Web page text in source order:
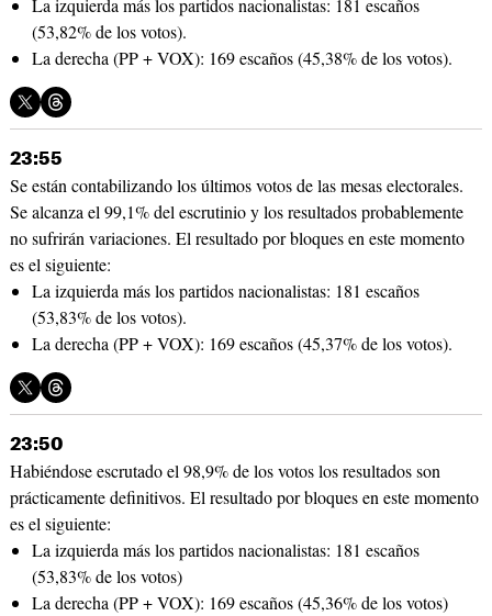
La izquierda más los partidos nacionalistas: 181 escaños
(53,82% de los votos).
La derecha (PP + VOX): 169 escaños (45,38% de los votos).
23:55
Se están contabilizando los últimos votos de las mesas electorales.
Se alcanza el 99,1% del escrutinio y los resultados probablemente
no sufrirán variaciones. El resultado por bloques en este momento
es el siguiente:
La izquierda más los partidos nacionalistas: 181 escaños
(53,83% de los votos).
La derecha (PP + VOX): 169 escaños (45,37% de los votos).
23:50
Habiéndose escrutado el 98,9% de los votos los resultados son
prácticamente definitivos. El resultado por bloques en este momento
es el siguiente:
La izquierda más los partidos nacionalistas: 181 escaños
(53,83% de los votos)
La derecha (PP + VOX): 169 escaños (45,36% de los votos)